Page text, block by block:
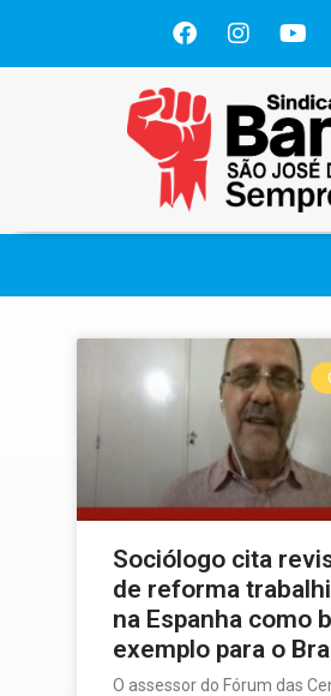
Sociólogo cita
de reforma
na Espanha como
exemplo para o
O assessor do Fórum das